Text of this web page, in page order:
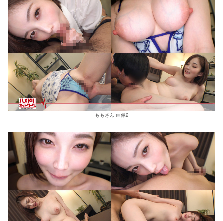
ももさん 画像2